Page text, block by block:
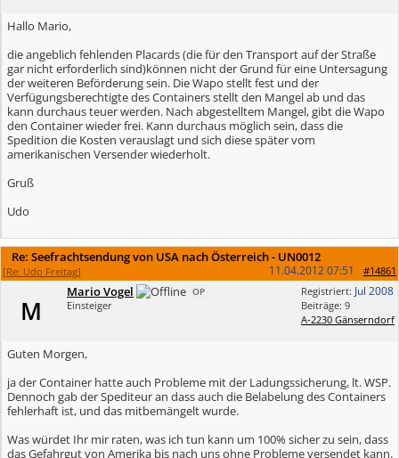
Hallo Mario,
die angeblich fehlenden Placards (die für den Transport auf der Straße
gar nicht erforderlich sind)können nicht der Grund für eine Untersagung
der weiteren Beförderung sein. Die Wapo stellt fest und der
Verfügungsberechtigte des Containers stellt den Mangel ab und das
kann durchaus teuer werden. Nach abgestelltem Mangel, gibt die Wapo
den Container wieder frei. Kann durchaus möglich sein, dass die
Spedition die Kosten verauslagt und sich diese später vom
amerikanischen Versender wiederholt.
Gruß
Udo
Re: Seefrachtsendung von USA nach Österreich - UN0012
[Re: Udo Freitag] #14861
11.04.201207:51
Registriert: Jul 2008
Beiträge: 9
A-2230 Gänserndorf
M
Mario Vogel OP
Einsteiger
Guten Morgen,
ja der Container hatte auch Probleme mit der Ladungssicherung, lt. WSP.
Dennoch gab der Spediteur an dass auch die Belabelung des Containers
fehlerhaft ist, und das mitbemängelt wurde.
Was würdet Ihr mir raten, was ich tun kann um 100% sicher zu sein, dass
das Gefahrgut von Amerika bis nach uns ohne Probleme versendet kann.